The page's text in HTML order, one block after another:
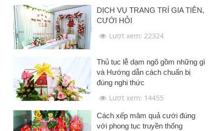
DỊCH VỤ TRANG TRÍ GIA TIÊN,
CƯỚI HỎI
Lượt xem: 22324
Thủ tục lễ dạm ngõ gồm những gì
và Hướng dẫn cách chuẩn bị
đúng nghi thức
Lượt xem: 14455
Cách xếp mâm quả cưới đúng
với phong tục truyền thống